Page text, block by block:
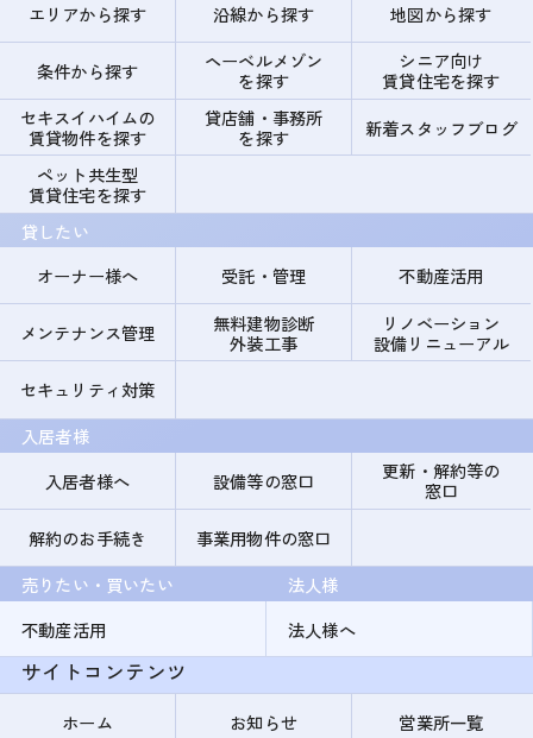
エリアから探す
沿線から探す 地図から探す
条件から探す
ヘーベルメゾン
を探す
シニア向け
賃貸住宅を探す
セキスイハイムの
賃貸物件を探す
貸店舗・事務所
を探す
新着スタッフブログ
ペット共生型
賃貸住宅を探す
貸したい
オーナー様へ
受託・管理 不動産活用
メンテナンス管理
無料建物診断
外装工事
リノベーション
設備リニューアル
セキュリティ対策
入居者様
入居者様へ
設備等の窓口
更新・解約等の
窓口
解約のお手続き
事業用物件の窓口
売りたい・買いたい
不動産活用
法人様
法人様へ
サイトコンテンツ
ホーム お知らせ 営業所一覧